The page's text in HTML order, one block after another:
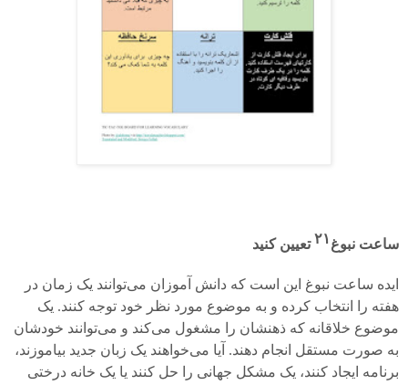
ساعت نبوغ ۲۱تعیین کنید
ایده ساعت نبوغ این است که دانش آموزان می‌توانند یک زمان در
هفته را انتخاب کرده و به موضوع مورد نظر خود توجه کنند. یک
موضوع خلاقانه که ذهنشان را مشغول می‌کند و می‌توانند خودشان
به صورت مستقل انجام دهند. آیا می‌خواهند یک زبان جدید بیاموزند،
برنامه ایجاد کنند، یک مشکل جهانی را حل کنند یا یک خانه درختی